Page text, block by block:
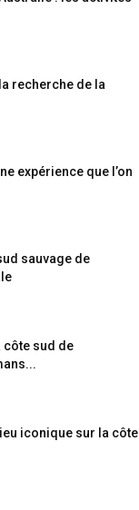
recherche de la
expérience que l’on
sauvage de
côte sud de
iconique sur la côte